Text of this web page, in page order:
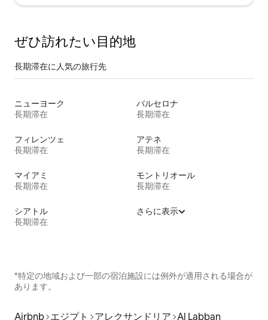
ぜひ訪⁠れ⁠た⁠い目⁠的⁠地
長期滞在に人気の旅行先
ニューヨーク
長期滞在
バルセロナ
長期滞在
フィレンツェ
長期滞在
アテネ
長期滞在
マイアミ
長期滞在
モントリオール
長期滞在
シアトル
長期滞在
さらに表示
*特定の地域および一部の宿泊施設には例外が適用される場合が
あります。
Airbnb エジプト アレクサンドリア Al Labban